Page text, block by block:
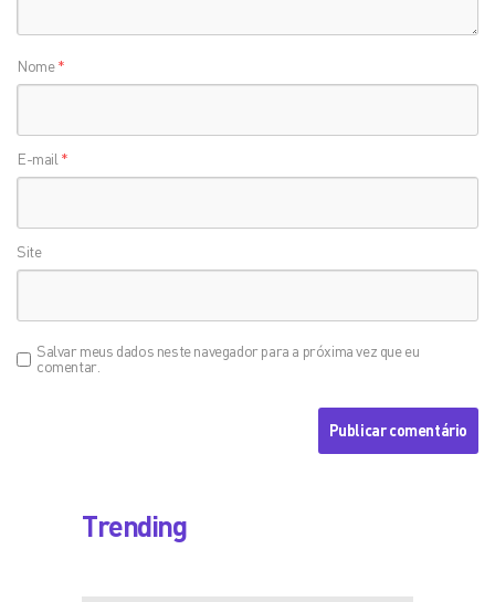
Nome*
E-mail *
Site
Salvar meus dados neste navegador para a próxima vez que eu
comentar.
Trending